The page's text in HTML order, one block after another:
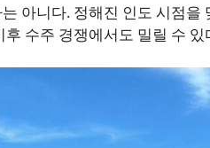
아니다. 정해진 인도 시점
수주 경쟁에서도 밀릴 수 있